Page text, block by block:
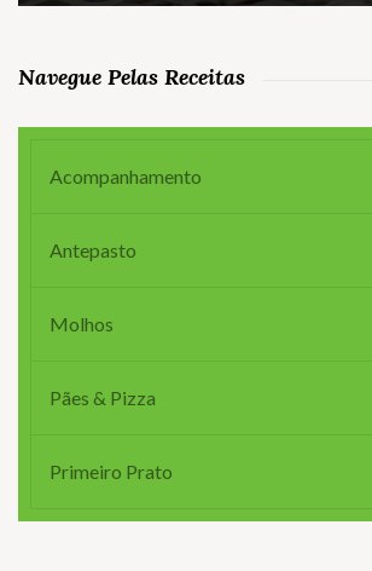
Navegue Pelas Receitas
Acompanhamento
Antepasto
Molhos
Pães & Pizza
Primeiro Prato